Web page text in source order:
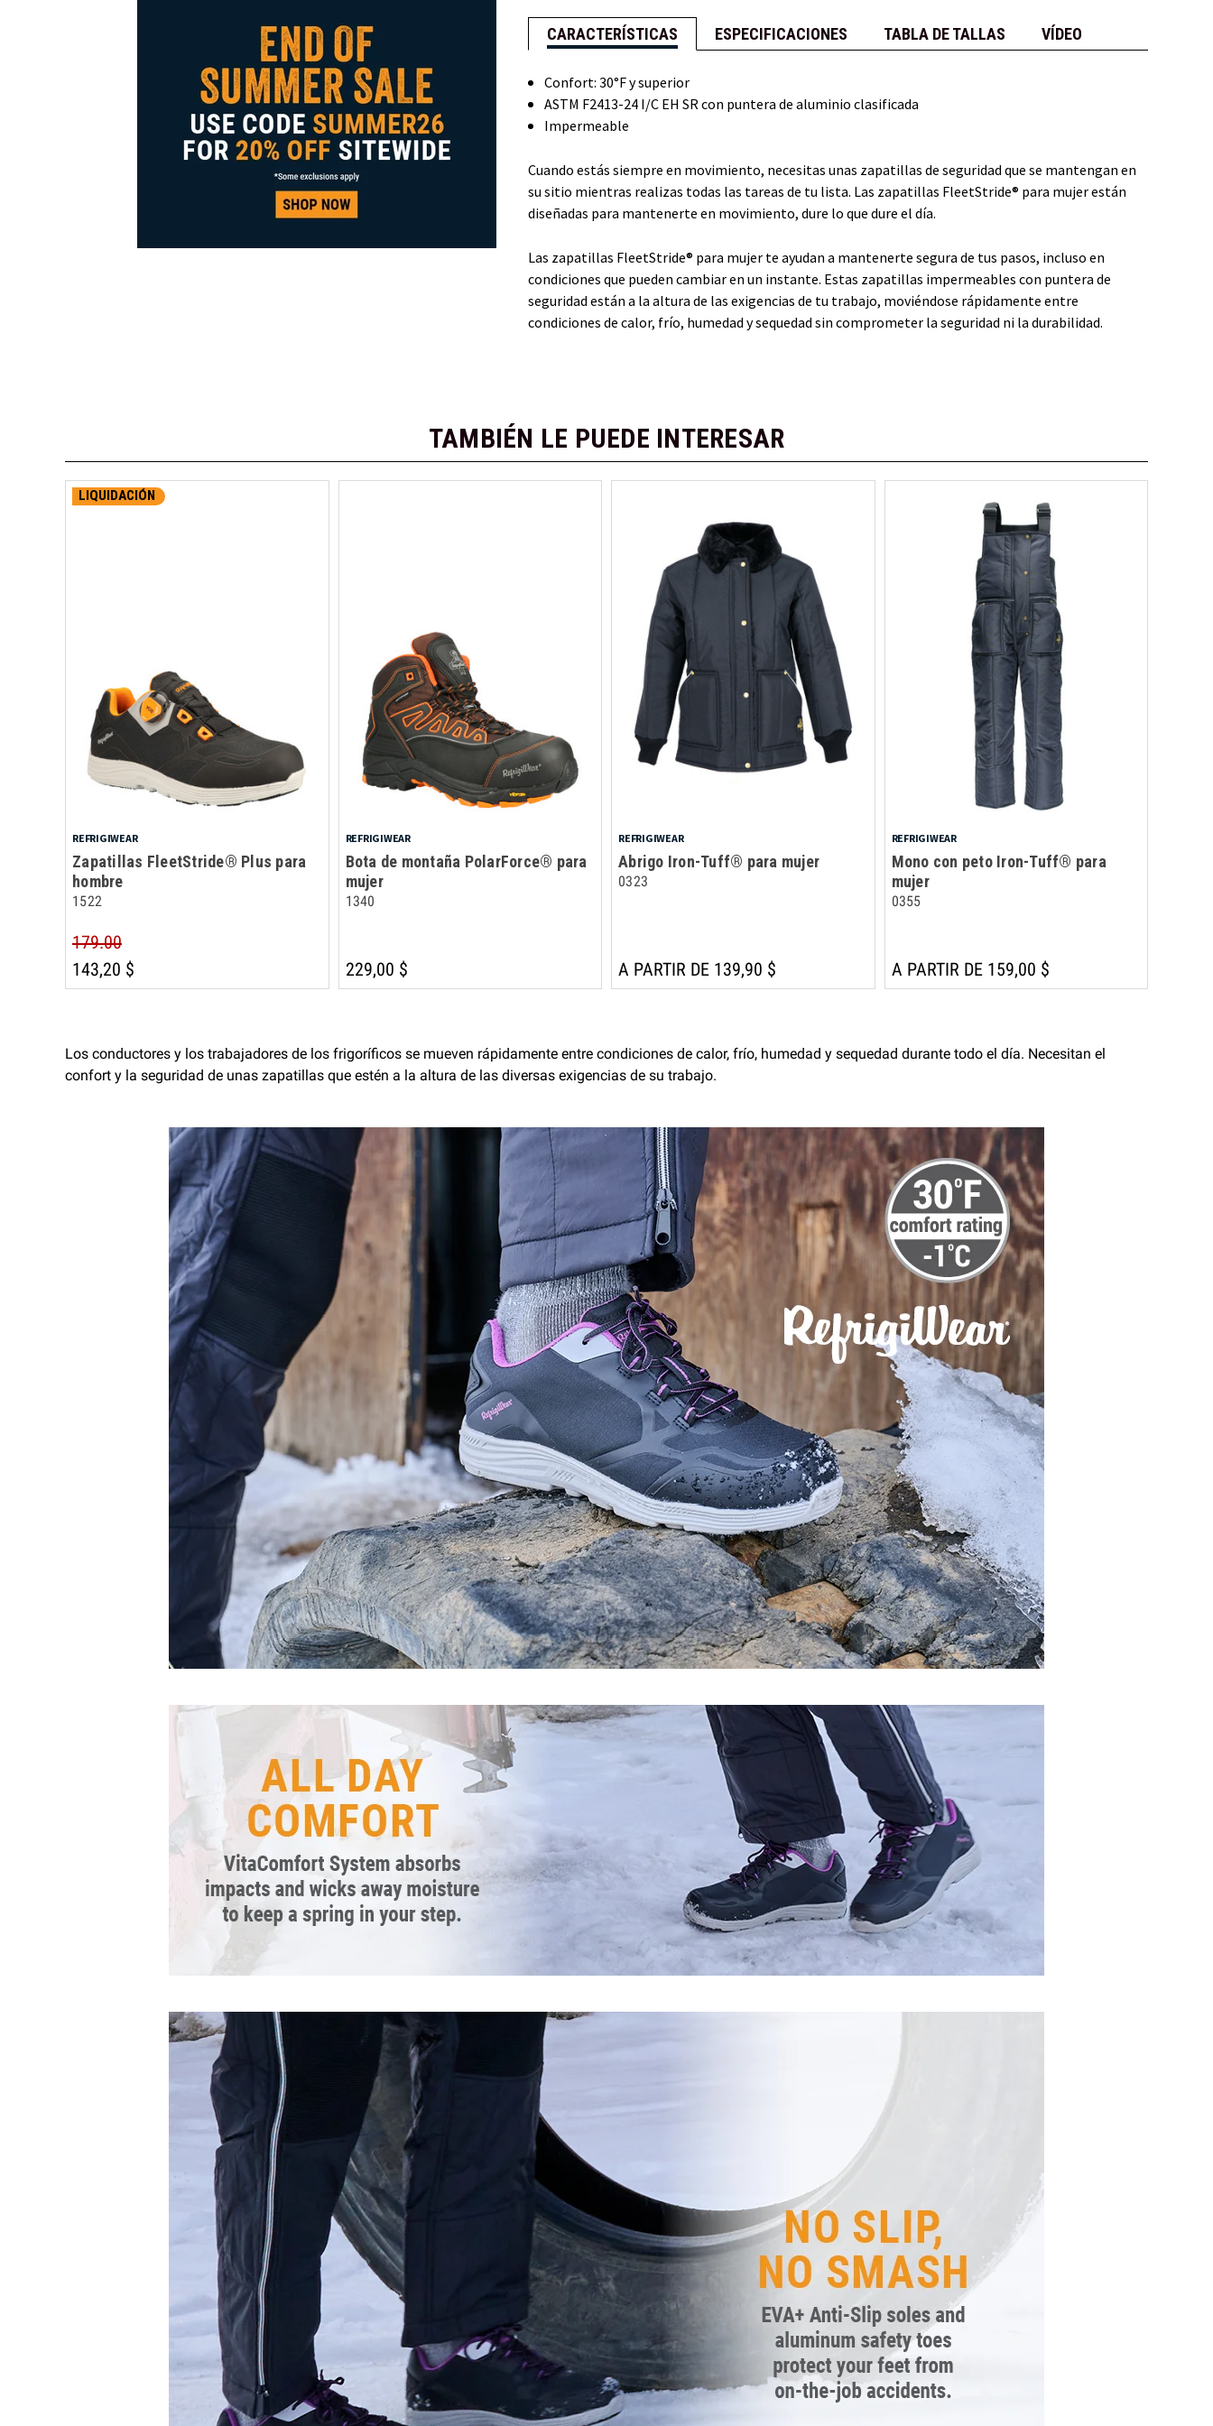
CARACTERÍSTICAS ESPECIFICACIONES TABLA DE TALLAS VÍDEO
Confort: 30°F y superior
ASTM F2413-24 I/C EH SR con puntera de aluminio clasificada
Impermeable
Cuando estás siempre en movimiento, necesitas unas zapatillas de seguridad que se mantengan en
su sitio mientras realizas todas las tareas de tu lista. Las zapatillas FleetStride® para mujer están
diseñadas para mantenerte en movimiento, dure lo que dure el día.
Las zapatillas FleetStride® para mujer te ayudan a mantenerte segura de tus pasos, incluso en
condiciones que pueden cambiar en un instante. Estas zapatillas impermeables con puntera de
seguridad están a la altura de las exigencias de tu trabajo, moviéndose rápidamente entre
condiciones de calor, frío, humedad y sequedad sin comprometer la seguridad ni la durabilidad.
TAMBIÉN LE PUEDE INTERESAR
LIQUIDACIÓN
REFRIGIWEAR
Zapatillas FleetStride® Plus para
hombre
1522
179.00
143,20 $
REFRIGIWEAR
Bota de montaña PolarForce® para
mujer
1340
229,00 $
REFRIGIWEAR
Abrigo Iron-Tuff® para mujer
0323
A PARTIR DE 139,90 $
REFRIGIWEAR
Mono con peto Iron-Tuff® para
mujer
0355
A PARTIR DE 159,00 $
Los conductores y los trabajadores de los frigoríficos se mueven rápidamente entre condiciones de calor, frío, humedad y sequedad durante todo el día. Necesitan el
confort y la seguridad de unas zapatillas que estén a la altura de las diversas exigencias de su trabajo.